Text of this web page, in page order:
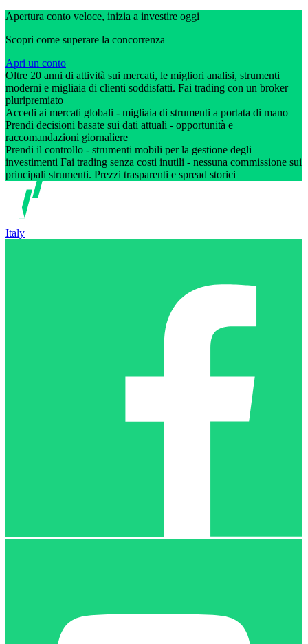
Apertura conto veloce, inizia a investire oggi
Scopri come superare la concorrenza
Apri un conto
Oltre 20 anni di attività sui mercati, le migliori analisi, strumenti
moderni e migliaia di clienti soddisfatti. Fai trading con un broker
pluripremiato
Accedi ai mercati globali - migliaia di strumenti a portata di mano
Prendi decisioni basate sui dati attuali - opportunità e
raccomandazioni giornaliere
Prendi il controllo - strumenti mobili per la gestione degli
investimenti Fai trading senza costi inutili - nessuna commissione sui
principali strumenti. Prezzi trasparenti e spread storici
Italy